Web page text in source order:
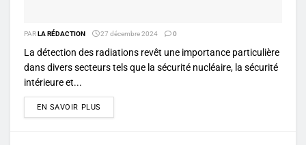
PARLA RÉDACTION 27 décembre 2024 0
La détection des radiations revêt une importance particulière
dans divers secteurs tels que la sécurité nucléaire, la sécurité
intérieure et...
EN SAVOIR PLUS